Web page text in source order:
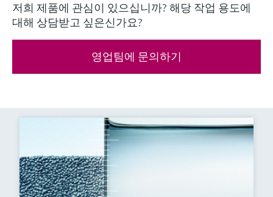
저희 제품에 관심이 있으십니까? 해당 작업 용도에
대해 상담받고 싶은신가요?
영업팀에 문의하기